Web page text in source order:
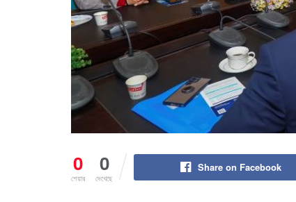
0
শেয়ার
0
দেখেছে
Share on Facebook